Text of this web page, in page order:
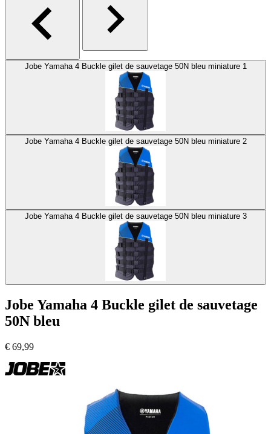
Jobe Yamaha 4 Buckle gilet de sauvetage 50N bleu miniature 1
Jobe Yamaha 4 Buckle gilet de sauvetage 50N bleu miniature 2
Jobe Yamaha 4 Buckle gilet de sauvetage 50N bleu miniature 3
Jobe Yamaha 4 Buckle gilet de sauvetage
50N bleu
€ 69,99